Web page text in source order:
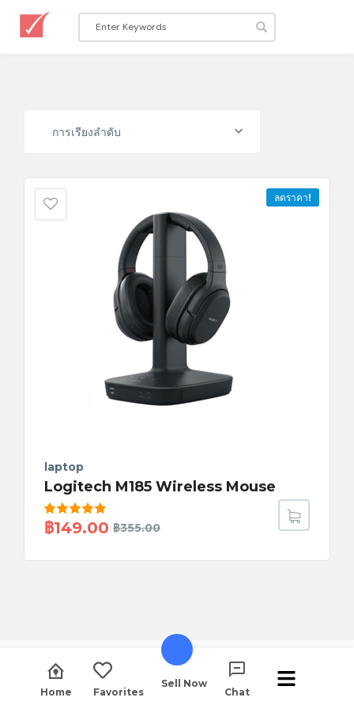
การเรียงลำดับ
ลดราคา!
laptop
Logitech M185 Wireless Mouse
ให้คะแนน
5.00ตั้งแต่
฿355.00
฿149.00
Home Favorites
Sell Now
Chat